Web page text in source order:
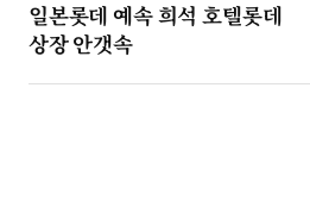
일본롯데 예속 희석 호텔롯데
상장 안갯속